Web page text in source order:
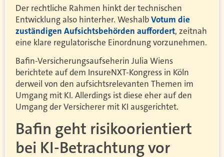
Der rechtliche Rahmen hinkt der technischen
Entwicklung also hinterher. WeshalbVotum die
zuständigen Aufsichtsbehörden auffordert, zeitnah
eine klare regulatorische Einordnung vorzunehmen.
Bafin-Versicherungsaufseherin Julia Wiens
berichtete auf dem InsureNXT-Kongress in Köln
derweil von den aufsichtsrelevanten Themen im
Umgang mit KI. Allerdings ist diese eher auf den
Umgang der Versicherer mit KI ausgerichtet.
Bafin geht risikoorientiert
bei KI-Betrachtung vor